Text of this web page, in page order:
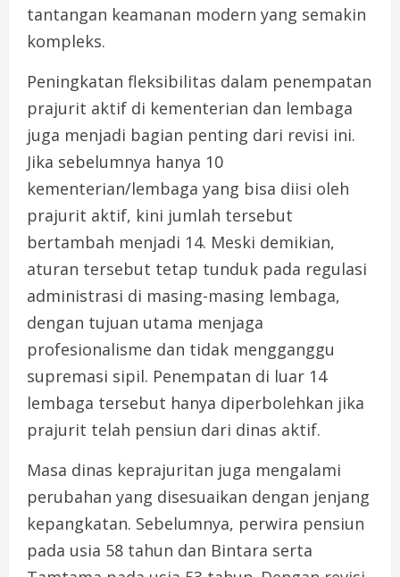
tantangan keamanan modern yang semakin
kompleks.
Peningkatan fleksibilitas dalam penempatan
prajurit aktif di kementerian dan lembaga
juga menjadi bagian penting dari revisi ini.
Jika sebelumnya hanya 10
kementerian/lembaga yang bisa diisi oleh
prajurit aktif, kini jumlah tersebut
bertambah menjadi 14. Meski demikian,
aturan tersebut tetap tunduk pada regulasi
administrasi di masing-masing lembaga,
dengan tujuan utama menjaga
profesionalisme dan tidak mengganggu
supremasi sipil. Penempatan di luar 14
lembaga tersebut hanya diperbolehkan jika
prajurit telah pensiun dari dinas aktif.
Masa dinas keprajuritan juga mengalami
perubahan yang disesuaikan dengan jenjang
kepangkatan. Sebelumnya, perwira pensiun
pada usia 58 tahun dan Bintara serta